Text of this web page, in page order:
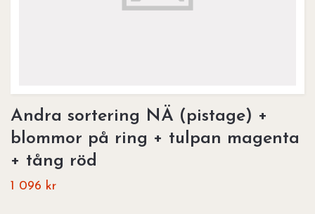
Andra sortering NÄ (pistage) +
blommor på ring + tulpan magenta
+ tång röd
1 096 kr